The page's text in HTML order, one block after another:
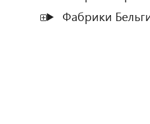
Фабрики